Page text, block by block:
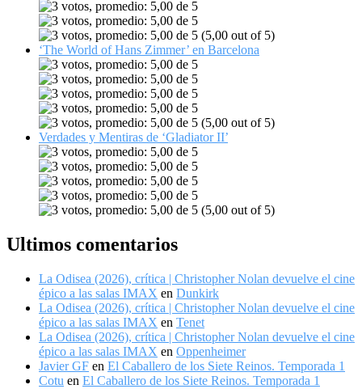
(5,00 out of 5)
‘The World of Hans Zimmer’ en Barcelona
(5,00 out of 5)
Verdades y Mentiras de ‘Gladiator II’
(5,00 out of 5)
Ultimos comentarios
La Odisea (2026), crítica | Christopher Nolan devuelve el cine
épico a las salas IMAX en Dunkirk
La Odisea (2026), crítica | Christopher Nolan devuelve el cine
épico a las salas IMAX en Tenet
La Odisea (2026), crítica | Christopher Nolan devuelve el cine
épico a las salas IMAX en Oppenheimer
Javier GF en El Caballero de los Siete Reinos. Temporada 1
Cotu en El Caballero de los Siete Reinos. Temporada 1